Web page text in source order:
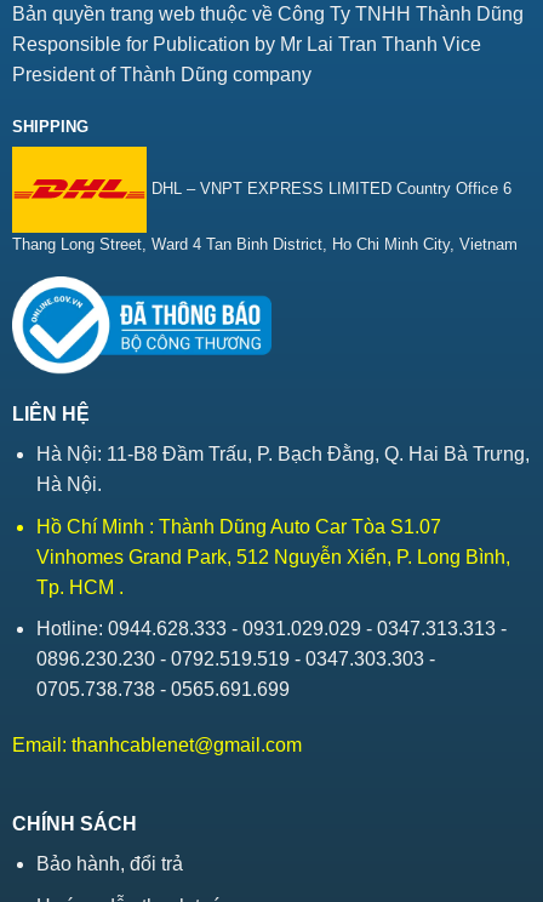
Bản quyền trang web thuộc về Công Ty TNHH Thành Dũng
Responsible for Publication by Mr Lai Tran Thanh Vice
President of Thành Dũng company
SHIPPING
DHL – VNPT EXPRESS LIMITED Country Office 6
Thang Long Street, Ward 4 Tan Binh District, Ho Chi Minh City, Vietnam
LIÊN HỆ
Hà Nội: 11-B8 Đầm Trấu, P. Bạch Đằng, Q. Hai Bà Trưng,
Hà Nội.
Hồ Chí Minh : Thành Dũng Auto Car Tòa S1.07
Vinhomes Grand Park, 512 Nguyễn Xiển, P. Long Bình,
Tp. HCM .
Hotline: 0944.628.333 - 0931.029.029 - 0347.313.313 -
0896.230.230 - 0792.519.519 - 0347.303.303 -
0705.738.738 - 0565.691.699
Email: thanhcablenet@gmail.com
CHÍNH SÁCH
Bảo hành, đổi trả